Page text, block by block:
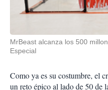
MrBeast alcanza los 500
Especial
Como ya es su costumbre, el
un reto épico al lado de 50 de